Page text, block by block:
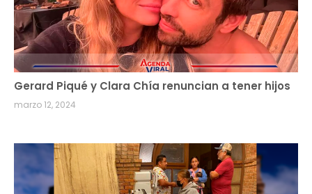
Gerard Piqué y Clara Chía renuncian a tener hijos
marzo 12, 2024